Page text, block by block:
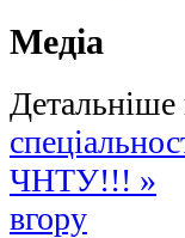
Медіа
Детальніше
ЧНТУ!!! »
вгору